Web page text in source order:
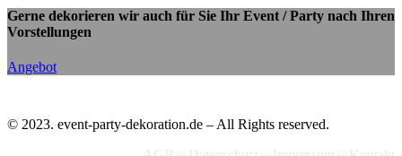
Gerne dekorieren wir auch für Sie Ihr Event / Party nach Ihren
Vorstellungen
Angebot
© 2023. event-party-dekoration.de – All Rights reserved.